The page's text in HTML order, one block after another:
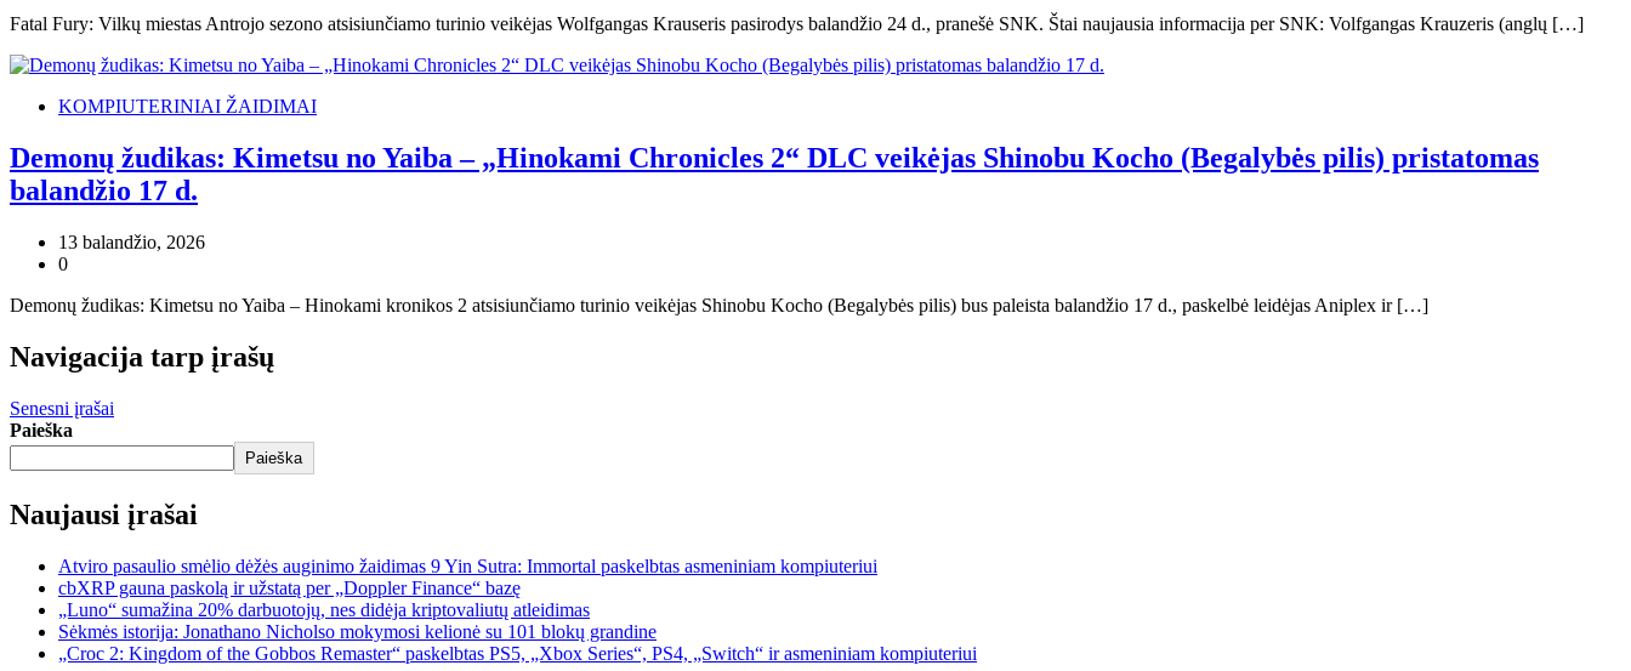
Fatal Fury: Vilkų miestas Antrojo sezono atsisiunčiamo turinio veikėjas Wolfgangas Krauseris pasirodys balandžio 24 d., pranešė SNK. Štai naujausia informacija per SNK: Volfgangas Krauzeris (anglų […]
KOMPIUTERINIAI ŽAIDIMAI
Demonų žudikas: Kimetsu no Yaiba – „Hinokami Chronicles 2“ DLC veikėjas Shinobu Kocho (Begalybės pilis) pristatomas
balandžio 17 d.
13 balandžio, 2026
0
Demonų žudikas: Kimetsu no Yaiba – Hinokami kronikos 2 atsisiunčiamo turinio veikėjas Shinobu Kocho (Begalybės pilis) bus paleista balandžio 17 d., paskelbė leidėjas Aniplex ir […]
Navigacija tarp įrašų
Senesni įrašai
Paieška
Paieška
Naujausi įrašai
Atviro pasaulio smėlio dėžės auginimo žaidimas 9 Yin Sutra: Immortal paskelbtas asmeniniam kompiuteriui
cbXRP gauna paskolą ir užstatą per „Doppler Finance“ bazę
„Luno“ sumažina 20% darbuotojų, nes didėja kriptovaliutų atleidimas
Sėkmės istorija: Jonathano Nicholso mokymosi kelionė su 101 blokų grandine
„Croc 2: Kingdom of the Gobbos Remaster“ paskelbtas PS5, „Xbox Series“, PS4, „Switch“ ir asmeniniam kompiuteriui